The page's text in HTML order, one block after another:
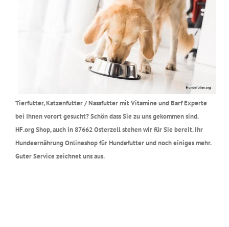
Tierfutter, Katzenfutter / Nassfutter mit Vitamine und Barf Experte
bei Ihnen vorort gesucht? Schön dass Sie zu uns gekommen sind.
HF.org Shop, auch in 87662 Osterzell stehen wir für Sie bereit. Ihr
Hundeernährung Onlineshop für Hundefutter und noch einiges mehr.
Guter Service zeichnet uns aus.